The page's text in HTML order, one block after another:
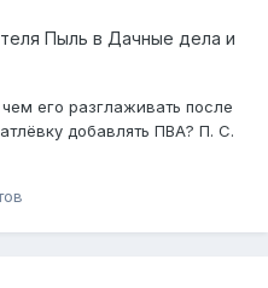
Пыль в Дачные дела и
его разглаживать после
добавлять ПВА? П. С.